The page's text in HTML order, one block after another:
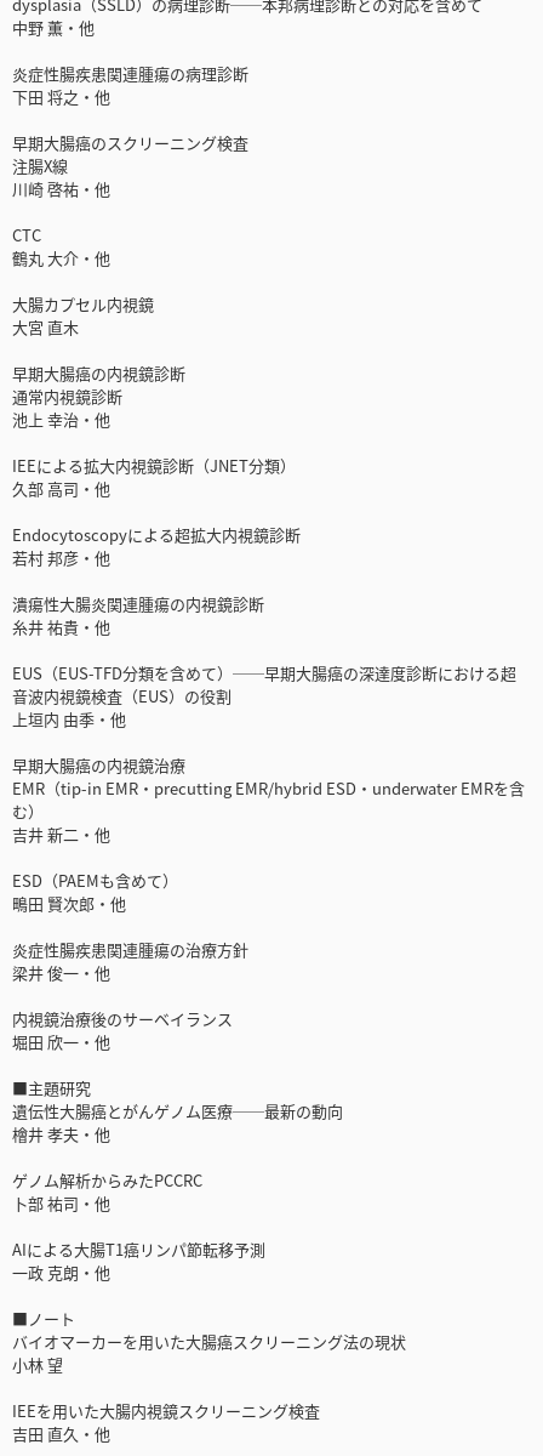
中野 薫・他
炎症性腸疾患関連腫瘍の病理診断
下田 将之・他
早期大腸癌のスクリーニング検査
注腸X線
川崎 啓祐・他
CTC
鶴丸 大介・他
大腸カプセル内視鏡
大宮 直木
早期大腸癌の内視鏡診断
通常内視鏡診断
池上 幸治・他
IEEによる拡大内視鏡診断（JNET分類）
久部 高司・他
Endocytoscopyによる超拡大内視鏡診断
若村 邦彦・他
潰瘍性大腸炎関連腫瘍の内視鏡診断
糸井 祐貴・他
EUS（EUS-TFD分類を含めて）──早期大腸癌の深達度診断における超
音波内視鏡検査（EUS）の役割
上垣内 由季・他
早期大腸癌の内視鏡治療
EMR（tip-in EMR・precutting EMR/hybrid ESD・underwater EMRを含
む）
吉井 新二・他
ESD（PAEMも含めて）
鴫田 賢次郎・他
炎症性腸疾患関連腫瘍の治療方針
梁井 俊一・他
内視鏡治療後のサーベイランス
堀田 欣一・他
■主題研究
遺伝性大腸癌とがんゲノム医療──最新の動向
檜井 孝夫・他
ゲノム解析からみたPCCRC
卜部 祐司・他
AIによる大腸T1癌リンパ節転移予測
一政 克朗・他
■ノート
バイオマーカーを用いた大腸癌スクリーニング法の現状
小林 望
IEEを用いた大腸内視鏡スクリーニング検査
吉田 直久・他